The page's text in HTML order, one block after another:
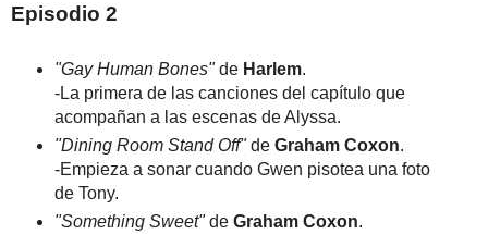
Episodio 2
"Gay Human Bones"de Harlem.
-La primera de las canciones del capítulo que
acompañan a las escenas de Alyssa.
"Dining Room Stand Off"de Graham Coxon.
-Empieza a sonar cuando Gwen pisotea una foto
de Tony.
"Something Sweet"de Graham Coxon.